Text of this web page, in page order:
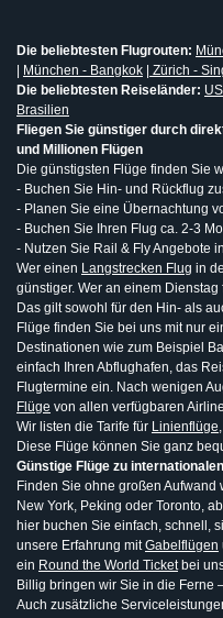
Die beliebtesten Flugrouten:
München - Bangkok
Zürich -
Die beliebtesten Reiseländer:
Brasilien
Fliegen Sie günstiger durch
und Millionen Flügen
Die günstigsten Flüge finden Sie
- Buchen Sie Hin- und Rückflug
- Planen Sie eine Übernachtung
- Buchen Sie Ihren Flug ca. 2-3
- Nutzen Sie Rail & Fly Angebote
Wer einen Langstrecken Flug in
günstiger. Wer an einem
Das gilt sowohl für den Hin- als
Flüge finden Sie bei uns mit nur
Destinationen wie zum Beispiel
einfach Ihren Abflughafen, das
Flugtermine ein. Nach wenigen
Flüge von allen verfügbaren
Wir listen die Tarife für Linienflüge
Diese Flüge können Sie ganz
Günstige Flüge zu
Finden Sie ohne großen
New York, Peking oder Toronto,
hier buchen Sie einfach, schnell,
unsere Erfahrung mitGabelflügen
ein Round the World Ticketbei
Billig bringen wir Sie in die Ferne
Auch zusätzliche